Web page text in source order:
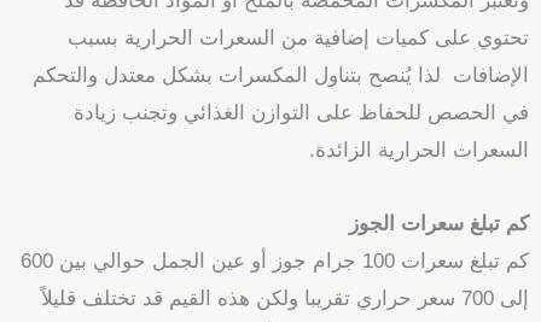
تحتوي على كميات إضافية من السعرات الحرارية بسبب
الإضافات لذا يُنصح بتناول المكسرات بشكل معتدل والتحكم
في الحصص للحفاظ على التوازن الغذائي وتجنب زيادة
السعرات الحرارية الزائدة.
كم تبلغ سعرات الجوز
كم تبلغ سعرات 100 جرام جوز أو عين الجمل حوالي بين 600
إلى 700 سعر حراري تقريبا ولكن هذه القيم قد تختلف قليلاً